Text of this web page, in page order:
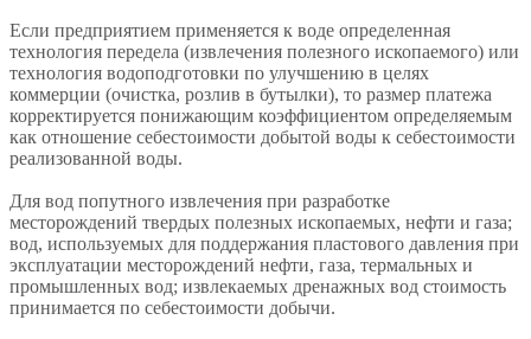
Если предприятием применяется к воде определенная
технология передела (извлечения полезного ископаемого) или
технология водоподготовки по улучшению в целях
коммерции (очистка, розлив в бутылки), то размер платежа
корректируется понижающим коэффициентом определяемым
как отношение себестоимости добытой воды к себестоимости
реализованной воды.
Для вод попутного извлечения при разработке
месторождений твердых полезных ископаемых, нефти и газа;
вод, используемых для поддержания пластового давления при
эксплуатации месторождений нефти, газа, термальных и
промышленных вод; извлекаемых дренажных вод стоимость
принимается по себестоимости добычи.